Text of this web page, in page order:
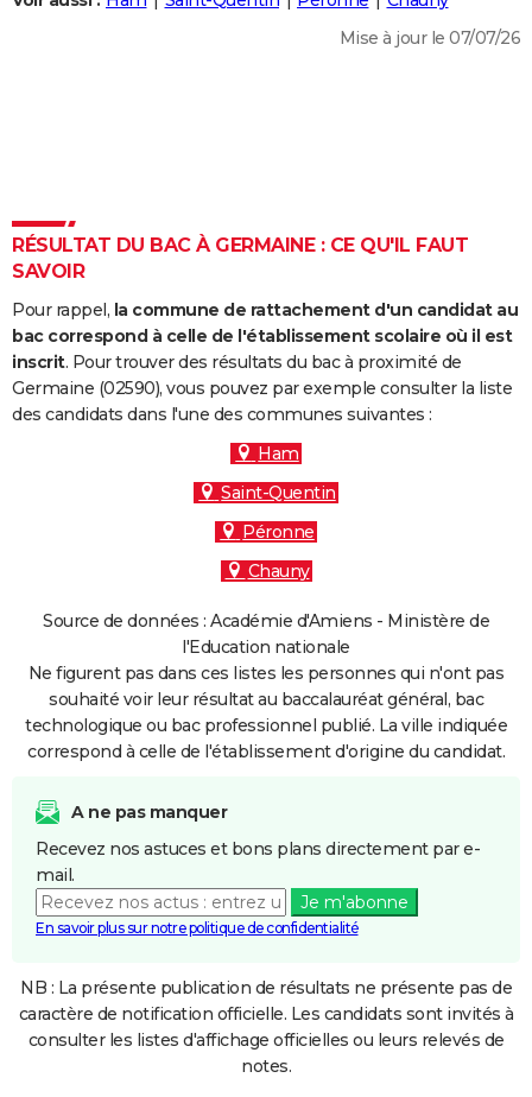
DICTIONNAIRE
Dictionnaire
Biographies
Citations
Expressions
Proverbes
PROGRAMME TV
COPAINS D'AVANT
S'inscrire
Se connecter
Lycées
Collèges
Primaires
Universités
Entreprises
Service militaire
Avis de recherche
AVIS DE DÉCÈS
FORUM
Mise à jour le 07/07/26
RÉSULTAT DU BAC À GERMAINE : CE QU'IL FAUT
SAVOIR
Pour rappel, la commune de rattachement d'un candidat au
bac correspond à celle de l'établissement scolaire où il est
inscrit. Pour trouver des résultats du bac à proximité de
Germaine (02590), vous pouvez par exemple consulter la liste
des candidats dans l'une des communes suivantes :
Ham
Saint-Quentin
Péronne
Chauny
Source de données : Académie d'Amiens - Ministère de
l'Education nationale
Ne figurent pas dans ces listes les personnes qui n'ont pas
souhaité voir leur résultat au baccalauréat général, bac
technologique ou bac professionnel publié. La ville indiquée
correspond à celle de l'établissement d'origine du candidat.
A ne pas manquer
Recevez nos astuces et bons plans directement par e-
mail.
Je m'abonne
En savoir plus sur notre politique de confidentialité
NB : La présente publication de résultats ne présente pas de
caractère de notification officielle. Les candidats sont invités à
consulter les listes d'affichage officielles ou leurs relevés de
notes.